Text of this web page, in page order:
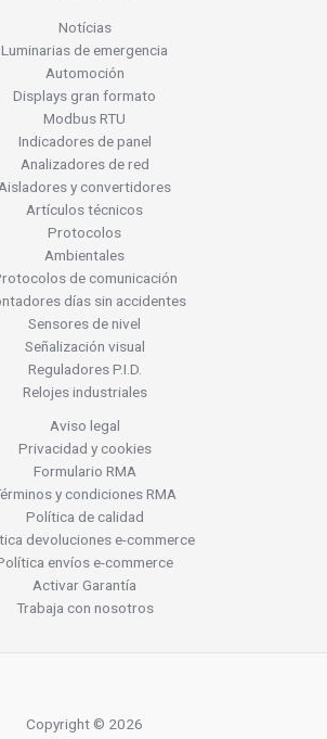
Notícias
Luminarias de emergencia
Automoción
Displays gran formato
Modbus RTU
Indicadores de panel
Analizadores de red
Aisladores y convertidores
Artículos técnicos
Protocolos
Ambientales
de comunicación
días sin accidentes
Sensores de nivel
Señalización visual
Reguladores P.I.D.
Relojes industriales
Aviso legal
Privacidad y cookies
Formulario RMA
y condiciones RMA
Política de calidad
devoluciones e-commerce
envíos e-commerce
Activar Garantía
Trabaja con nosotros
Copyright © 2026